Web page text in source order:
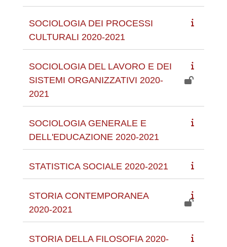
SOCIOLOGIA DEI PROCESSI
CULTURALI 2020-2021
SOCIOLOGIA DEL LAVORO E DEI
SISTEMI ORGANIZZATIVI 2020-
2021
SOCIOLOGIA GENERALE E
DELL'EDUCAZIONE 2020-2021
STATISTICA SOCIALE 2020-2021
STORIA CONTEMPORANEA
2020-2021
STORIA DELLA FILOSOFIA 2020-